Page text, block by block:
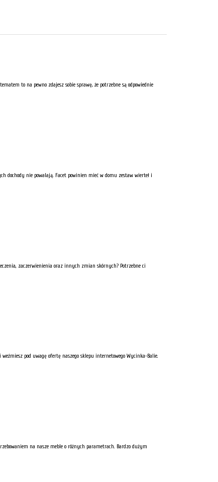
to na pewno zdajesz sobie sprawę, że potrzebne są odpowiednie
dochody nie powalają. Facet powinien mieć w domu zestaw wierteł i
zaczerwienienia oraz innych zmian skórnych? Potrzebne ci
pod uwagę ofertę naszego sklepu internetowego Wycinka-Balie.
na nasze meble o różnych parametrach. Bardzo dużym